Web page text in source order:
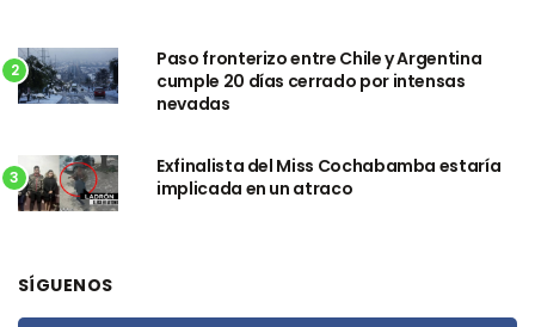
2
Paso fronterizo entre Chile y Argentina
cumple 20 días cerrado por intensas
nevadas
3
Exfinalista del Miss Cochabamba estaría
implicada en un atraco
SÍGUENOS